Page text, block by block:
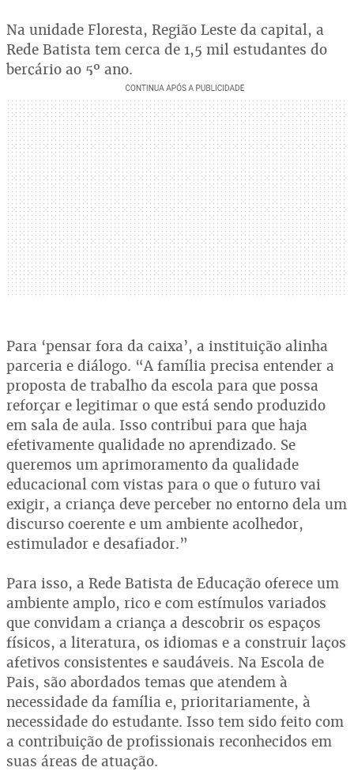
Na unidade Floresta, Região Leste da capital, a
Rede Batista tem cerca de 1,5 mil estudantes do
berçário ao 5º ano.
Para ‘pensar fora da caixa’, a instituição alinha
parceria e diálogo. “A família precisa entender a
proposta de trabalho da escola para que possa
reforçar e legitimar o que está sendo produzido
em sala de aula. Isso contribui para que haja
efetivamente qualidade no aprendizado. Se
queremos um aprimoramento da qualidade
educacional com vistas para o que o futuro vai
exigir, a criança deve perceber no entorno dela um
discurso coerente e um ambiente acolhedor,
estimulador e desafiador.”
Para isso, a Rede Batista de Educação oferece um
ambiente amplo, rico e com estímulos variados
que convidam a criança a descobrir os espaços
físicos, a literatura, os idiomas e a construir laços
afetivos consistentes e saudáveis. Na Escola de
Pais, são abordados temas que atendem à
necessidade da família e, prioritariamente, à
necessidade do estudante. Isso tem sido feito com
a contribuição de profissionais reconhecidos em
suas áreas de atuação.